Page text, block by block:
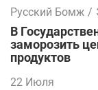
Русский Бомж /
В
заморозить
продуктов
22 Июля